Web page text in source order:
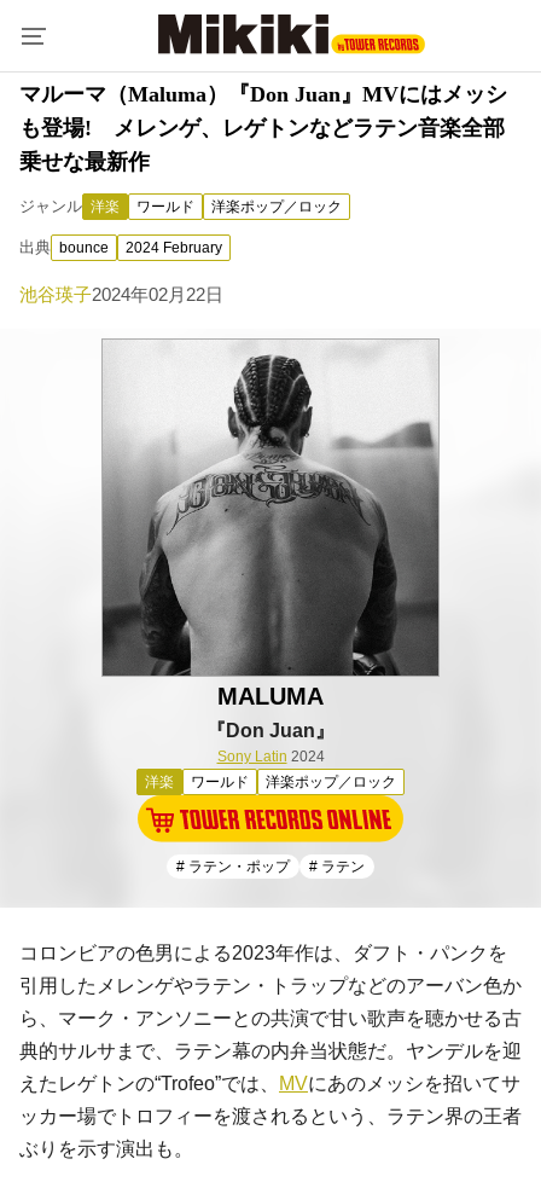
マルーマ（Maluma）『Don Juan』MVにはメッシ
も登場! メレンゲ、レゲトンなどラテン音楽全部
乗せな最新作
ジャンル 洋楽 ワールド 洋楽ポップ／ロック
出典 bounce 2024 February
池谷瑛子2024年02月22日
MALUMA
『Don Juan』
Sony Latin 2024
洋楽
ワールド 洋楽ポップ／ロック
# ラテン・ポップ # ラテン
コロンビアの色男による2023年作は、ダフト・パンクを
引用したメレンゲやラテン・トラップなどのアーバン色か
ら、マーク・アンソニーとの共演で甘い歌声を聴かせる古
典的サルサまで、ラテン幕の内弁当状態だ。ヤンデルを迎
えたレゲトンの“Trofeo”では、
MVにあのメッシを招いてサ
ッカー場でトロフィーを渡されるという、ラテン界の王者
ぶりを示す演出も。